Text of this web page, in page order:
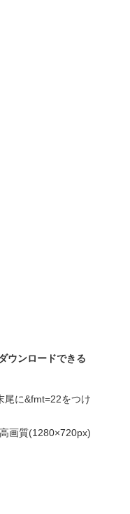
ウンロードできる
尾に&fmt=22をつけ
画質(1280×720px)